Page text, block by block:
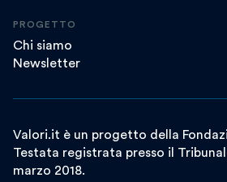
PROGETTO
Chi siamo
Newsletter
Valori.it è un progetto della
Testata registrata presso il
marzo 2018.